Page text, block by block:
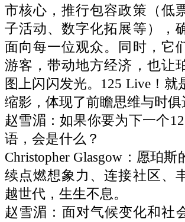
市核心，推行包容政策（低
子活动、数字化拓展等），
面向每一位观众。同时，它
游客，带动地方经济，也让
图上闪闪发光。125 Live！就
缩影，体现了前瞻思维与时俱
赵雪湄：如果你要为下一个
语，会是什么？
Christopher Glasgow：愿珀斯
续点燃想象力、连接社区、
越世代，生生不息。
赵雪湄：面对气候变化和社